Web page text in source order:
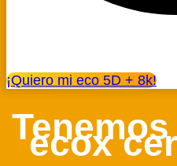
¡Quiero mi eco 5D + 8k!
ecox